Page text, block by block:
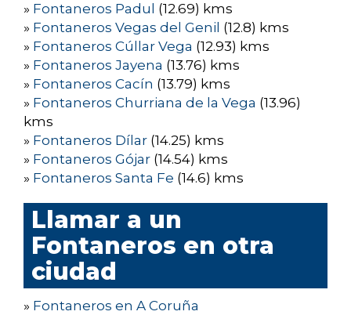
» Fontaneros Padul (12.69) kms
» Fontaneros Vegas del Genil (12.8) kms
» Fontaneros Cúllar Vega (12.93) kms
» Fontaneros Jayena (13.76) kms
» Fontaneros Cacín (13.79) kms
» Fontaneros Churriana de la Vega (13.96)
kms
» Fontaneros Dílar (14.25) kms
» Fontaneros Gójar (14.54) kms
» Fontaneros Santa Fe (14.6) kms
Llamar a un
Fontaneros en otra
ciudad
» Fontaneros en A Coruña